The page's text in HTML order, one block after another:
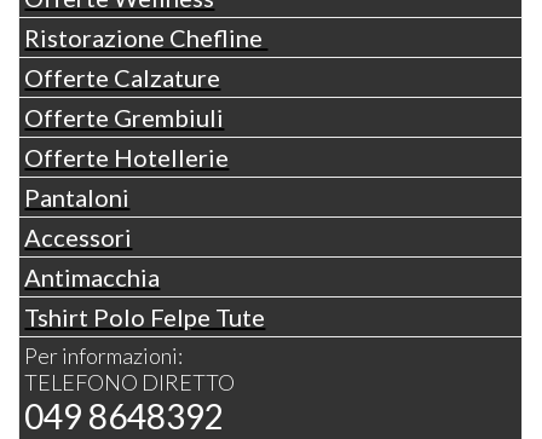
Ristorazione Chefline
Offerte Calzature
Offerte Grembiuli
Offerte Hotellerie
Pantaloni
Accessori
Antimacchia
Tshirt Polo Felpe Tute
Per informazioni:
TELEFONO DIRETTO
049 8648392